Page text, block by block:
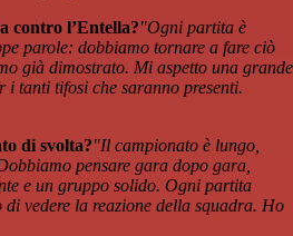
contro l’Entella?"Ogni partita è
parole: dobbiamo tornare a fare ciò
già dimostrato. Mi aspetto una grande
i tanti tifosi che saranno presenti.
di svolta?"Il campionato è lungo,
pensare gara dopo gara,
e un gruppo solido. Ogni partita
vedere la reazione della squadra. Ho